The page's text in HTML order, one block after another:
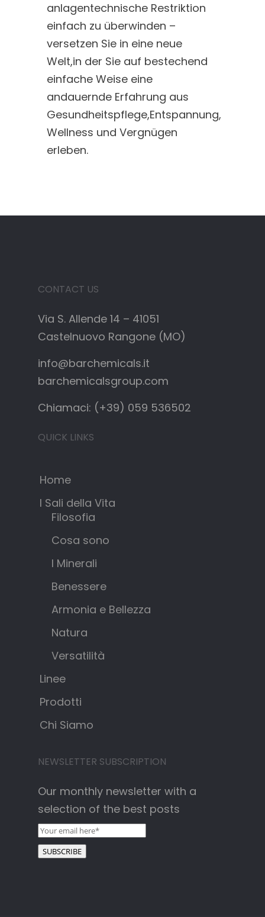
anlagentechnische Restriktion
einfach zu überwinden –
versetzen Sie in eine neue
Welt,in der Sie auf bestechend
einfache Weise eine
andauernde Erfahrung aus
Gesundheitspflege,Entspannung,
Wellness und Vergnügen
erleben.
CONTACT US
Via S. Allende 14 – 41051
Castelnuovo Rangone (MO)
info@barchemicals.it
barchemicalsgroup.com
Chiamaci: (+39) 059 536502
QUICK LINKS
Home
I Sali della Vita
Filosofia
Cosa sono
I Minerali
Benessere
Armonia e Bellezza
Natura
Versatilità
Linee
Prodotti
Chi Siamo
NEWSLETTER SUBSCRIPTION
Our monthly newsletter with a
selection of the best posts